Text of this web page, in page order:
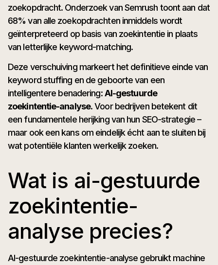
zoekopdracht. Onderzoek van Semrush toont aan dat
68% van alle zoekopdrachten inmiddels wordt
geïnterpreteerd op basis van zoekintentie in plaats
van letterlijke keyword-matching.
Deze verschuiving markeert het definitieve einde van
keyword stuffing en de geboorte van een
intelligentere benadering:AI-gestuurde
zoekintentie-analyse. Voor bedrijven betekent dit
een fundamentele herijking van hun SEO-strategie –
maar ook een kans om eindelijk écht aan te sluiten bij
wat potentiële klanten werkelijk zoeken.
Wat is ai-gestuurde
zoekintentie-
analyse precies?
AI-gestuurde zoekintentie-analyse gebruikt machine